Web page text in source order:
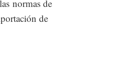
normas de
de